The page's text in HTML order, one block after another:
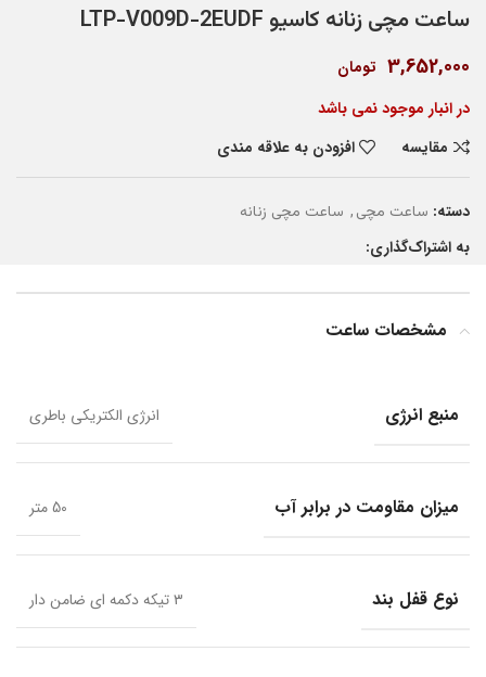
ساعت مچی زنانه کاسیو LTP-V009D-2EUDF
3,652,000 تومان
در انبار موجود نمی باشد
مقایسه
افزودن به علاقه مندی
دسته: ساعت مچی, ساعت مچی زنانه
به اشتراک‌گذاری:
مشخصات ساعت
منبع انرژی انرژی الکتریکی باطری
میزان مقاومت در برابر آب 50 متر
نوع قفل بند ۳ تیکه دکمه ای ضامن دار